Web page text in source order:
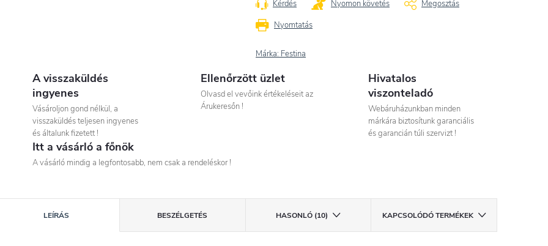
Nyomtatás
Kérdés Nyomon követés Megosztás
Márka: Festina
A visszaküldés
ingyenes
Vásároljon gond nélkül, a
visszaküldés teljesen ingyenes
és általunk fizetett !
Ellenőrzött üzlet
Olvasd el vevőink értékeléseit az
Árukeresőn !
Hivatalos
viszonteladó
Webáruházunkban minden
márkára biztosítunk garanciális
és garancián túli szervizt !
Itt a vásárló a főnök
A vásárló mindig a legfontosabb, nem csak a rendeléskor !
LEÍRÁS BESZÉLGETÉS HASONLÓ (10) KAPCSOLÓDÓ TERMÉKEK